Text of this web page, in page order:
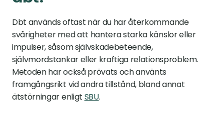
Dbt används oftast när du har återkommande
svårigheter med att hantera starka känslor eller
impulser, såsom självskadebeteende,
självmordstankar eller kraftiga relationsproblem.
Metoden har också prövats och använts
framgångsrikt vid andra tillstånd, bland annat
ätstörningar enligt SBU.